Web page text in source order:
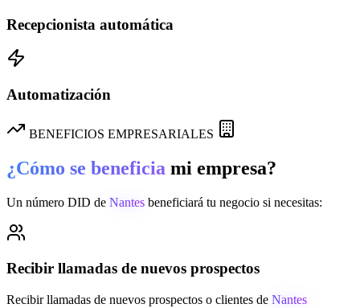
Recepcionista automática
Automatización
BENEFICIOS EMPRESARIALES
¿Cómo se beneficia mi empresa?
Un número DID de Nantes beneficiará tu negocio si necesitas:
Recibir llamadas de nuevos prospectos
Recibir llamadas de nuevos prospectos o clientes de Nantes